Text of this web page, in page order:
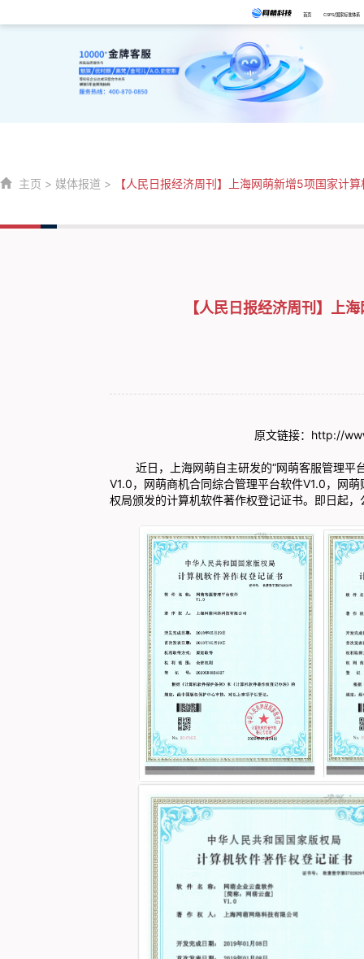
首页 CSPS/国家标准体系
主页 > 媒体报道 > 【人民日报经济周刊】上海网萌新增5项国家计
【人民日报经济周刊】上
原文链接：http://
近日，上海网萌自主研发的“网萌客服管理平
V1.0，网萌商机合同综合管理平台软件V1.0，网
权局颁发的计算机软件著作权登记证书。即日起